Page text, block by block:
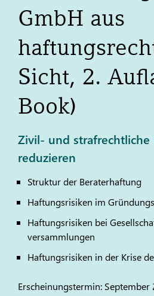
GmbH aus
Sicht, 2.
Book)
Zivil- und
reduzieren
Struktur der Beraterhaftung
Haftungsrisiken im
Haftungsrisiken bei
versammlungen
Haftungsrisiken in der Krise
Erscheinungstermin: September